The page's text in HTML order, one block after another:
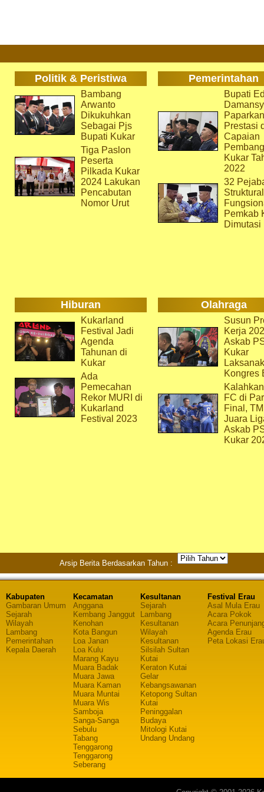
Politik & Peristiwa Pemerintahan
Bambang
Arwanto
Dikukuhkan
Sebagai Pjs
Bupati Kukar
Tiga Paslon
Peserta
Pilkada Kukar
2024 Lakukan
Pencabutan
Nomor Urut
Bupati
Paparkan
Prestasi
Capaian
Kukar
2022
32
Pemkab
Dimutasi
Hiburan Olahraga
Kukarland
Festival Jadi
Agenda
Tahunan di
Kukar
Ada
Pemecahan
Rekor MURI di
Kukarland
Festival 2023
Susun
Kerja
Askab
Kukar
Kongres
FC di
Final,
Juara
Askab
Kukar
Arsip Berita Berdasarkan Tahun :
Kabupaten
Gambaran Umum
Sejarah
Wilayah
Lambang
Pemerintahan
Kepala Daerah
Kecamatan
Anggana
Kembang Janggut
Kenohan
Kota Bangun
Loa Janan
Loa Kulu
Marang Kayu
Muara Badak
Muara Jawa
Muara Kaman
Muara Muntai
Muara Wis
Samboja
Sanga-Sanga
Sebulu
Tabang
Tenggarong
Tenggarong
Seberang
Kesultanan
Sejarah
Lambang
Kesultanan
Wilayah
Kesultanan
Silsilah Sultan
Kutai
Keraton Kutai
Gelar
Kebangsawanan
Ketopong Sultan
Kutai
Peninggalan
Budaya
Mitologi Kutai
Undang Undang
Festival Erau
Asal Mula Erau
Acara Pokok
Acara
Agenda Erau
Peta Lokasi